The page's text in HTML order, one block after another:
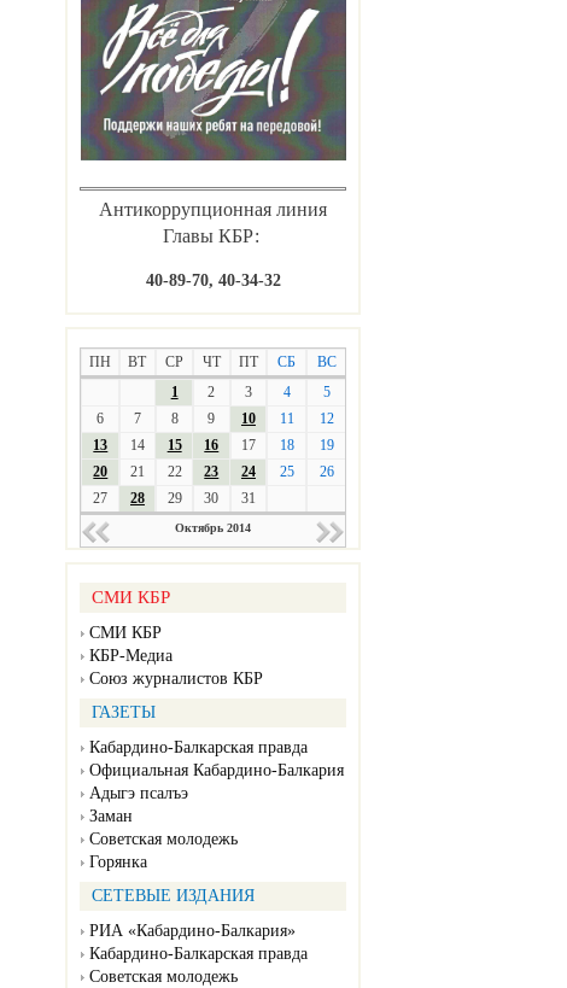
Антикоррупционная линия
Главы КБР:
40-89-70, 40-34-32
ПН ВТ СР ЧТ ПТ СБ
ВС
1
2 3 4
5
6
7 8 9 10 11
12
13
14 15 16 17 18
19
20
21 22 23 24 25
26
27
28 29 30 31
Октябрь 2014
СМИ КБР
СМИ КБР
КБР-Медиа
Союз журналистов КБР
ГАЗЕТЫ
Кабардино-Балкарская правда
Официальная Кабардино-Балкария
Адыгэ псалъэ
Заман
Советская молодежь
Горянка
СЕТЕВЫЕ ИЗДАНИЯ
РИА «Кабардино-Балкария»
Кабардино-Балкарская правда
Советская молодежь